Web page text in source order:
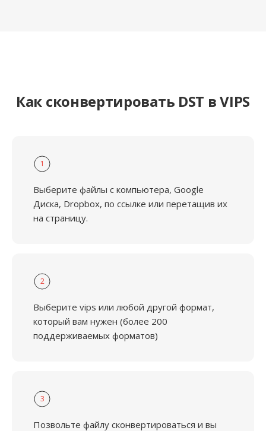
Как сконвертировать DST в VIPS
1
Выберите файлы с компьютера, Google
Диска, Dropbox, по ссылке или перетащив их
на страницу.
2
Выберите vips или любой другой формат,
который вам нужен (более 200
поддерживаемых форматов)
3
Позвольте файлу сконвертироваться и вы